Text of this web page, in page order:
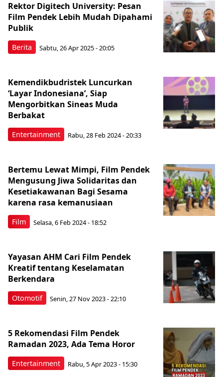
Berita
Rektor Digitech University: Pesan
Film Pendek Lebih Mudah Dipahami
Publik
Sabtu, 26 Apr 2025 - 20:05
Entertainment
Kemendikbudristek Luncurkan
‘Layar Indonesiana’, Siap
Mengorbitkan Sineas Muda
Berbakat
Rabu, 28 Feb 2024 - 20:33
Film
Bertemu Lewat Mimpi, Film Pendek
Mengusung Jiwa Solidaritas dan
Kesetiakawanan Bagi Sesama
karena rasa kemanusiaan
Selasa, 6 Feb 2024 - 18:52
Otomotif
Yayasan AHM Cari Film Pendek
Kreatif tentang Keselamatan
Berkendara
Senin, 27 Nov 2023 - 22:10
Entertainment
5 Rekomendasi Film Pendek
Ramadan 2023, Ada Tema Horor
Rabu, 5 Apr 2023 - 15:30